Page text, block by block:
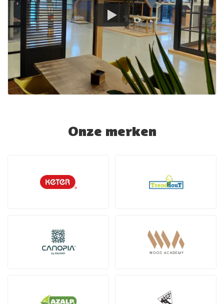
Onze merken